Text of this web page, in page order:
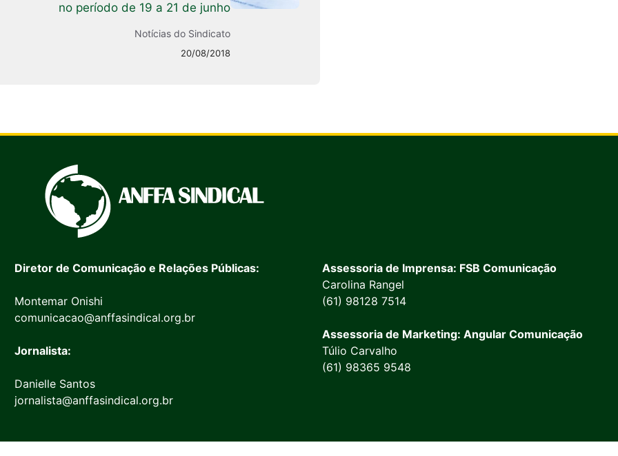
no período de 19 a 21 de junho
Notícias do Sindicato
20/08/2018
Diretor de Comunicação e Relações Públicas:
Montemar Onishi
comunicacao@anffasindical.org.br
Jornalista:
Danielle Santos
jornalista@anffasindical.org.br
Assessoria de Imprensa: FSB Comunicação
Carolina Rangel
(61) 98128 7514
Assessoria de Marketing: Angular Comunicação
Túlio Carvalho
(61) 98365 9548